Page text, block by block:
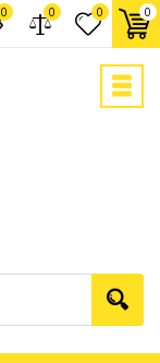
0 0
0 0